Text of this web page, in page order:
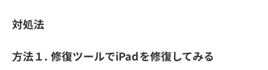
対処法
方法１. 修復ツールでiPadを修復してみる